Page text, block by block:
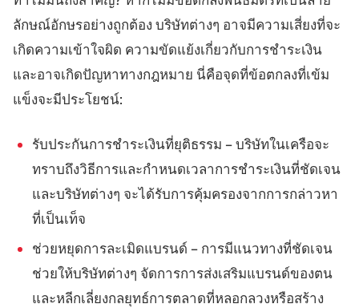
ลักษณ์อักษรอย่างถูกต้อง บริษัทต่างๆ อาจมีความเสี่ยงที่จะ
เกิดความเข้าใจผิด ความขัดแย้งเกี่ยวกับการชำระเงิน
และอาจเกิดปัญหาทางกฎหมาย นี่คือจุดที่ข้อตกลงที่เข้ม
แข็งจะมีประโยชน์:
รับประกันการชำระเงินที่ยุติธรรม – บริษัทในเครือจะ
ทราบถึงวิธีการและกำหนดเวลาการชำระเงินที่ชัดเจน
และบริษัทต่างๆ จะได้รับการคุ้มครองจากการกล่าวหา
ที่เป็นเท็จ
ช่วยหยุดการละเมิดแบรนด์ – การมีแนวทางที่ชัดเจน
ช่วยให้บริษัทต่างๆ จัดการการส่งเสริมแบรนด์ของตน
และหลีกเลี่ยงกลยุทธ์การตลาดที่หลอกลวงหรือสร้าง
ความยั่งยืน
ติดตามเรา